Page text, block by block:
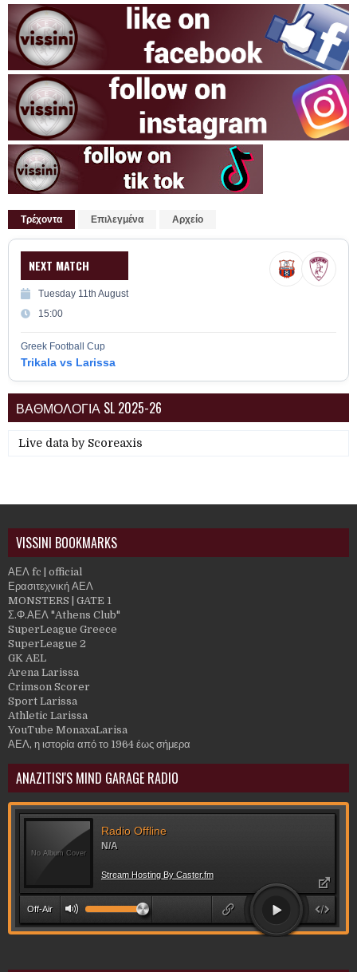
Τρέχοντα Επιλεγμένα Αρχείο
NEXT MATCH
Tuesday 11th August
15:00
Greek Football Cup
Trikala vs Larissa
ΒΑΘΜΟΛΟΓΙΑ SL 2025-26
Live data by Scoreaxis
VISSINI BOOKMARKS
ΑΕΛ fc | official
Ερασιτεχνική ΑΕΛ
MONSTERS | GATE 1
Σ.Φ.ΑΕΛ "Athens Club"
SuperLeague Greece
SuperLeague 2
GK AEL
Arena Larissa
Crimson Scorer
Sport Larissa
Athletic Larissa
YouTube MonaxaLarisa
ΑΕΛ, η ιστορία από το 1964 έως σήμερα
ANAZITISI'S MIND GARAGE RADIO